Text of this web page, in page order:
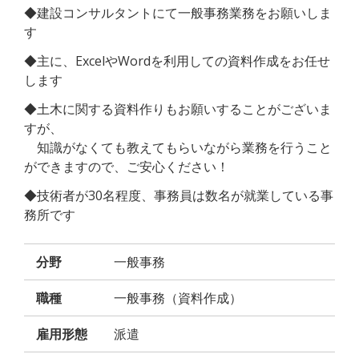
◆建設コンサルタントにて一般事務業務をお願いしま
す
◆主に、ExcelやWordを利用しての資料作成をお任せ
します
◆土木に関する資料作りもお願いすることがございま
すが、
知識がなくても教えてもらいながら業務を行うこと
ができますので、ご安心ください！
◆技術者が30名程度、事務員は数名が就業している事
務所です
分野 一般事務
職種 一般事務（資料作成）
雇用形態 派遣